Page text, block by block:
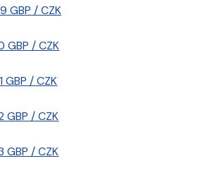
GBP / CZK
GBP / CZK
GBP / CZK
GBP / CZK
GBP / CZK